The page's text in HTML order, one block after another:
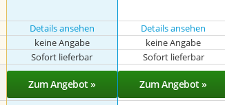
Details ansehen Details ansehen
keine Angabe keine Angabe
Sofort lieferbar Sofort lieferbar
Zum Angebot » Zum Angebot »